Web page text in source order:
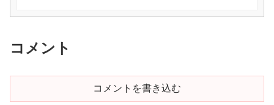
コメント
コメントを書き込む